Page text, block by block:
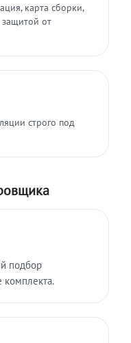
карта сборки,
от
строго под
подбор
комплекта.